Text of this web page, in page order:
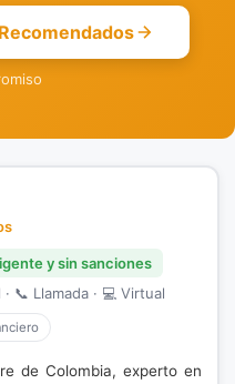
y sin sanciones
📞 Llamada · 💻 Virtual
de Colombia, experto en